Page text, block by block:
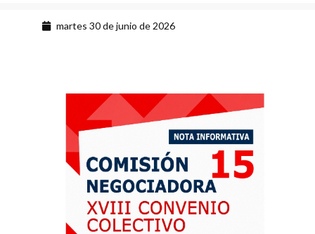
martes 30 de junio de 2026